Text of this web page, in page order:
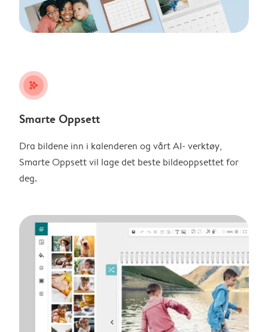
stars_plus
Smarte Oppsett
Dra bildene inn i kalenderen og vårt AI- verktøy,
Smarte Oppsett vil lage det beste bildeoppsettet for
deg.